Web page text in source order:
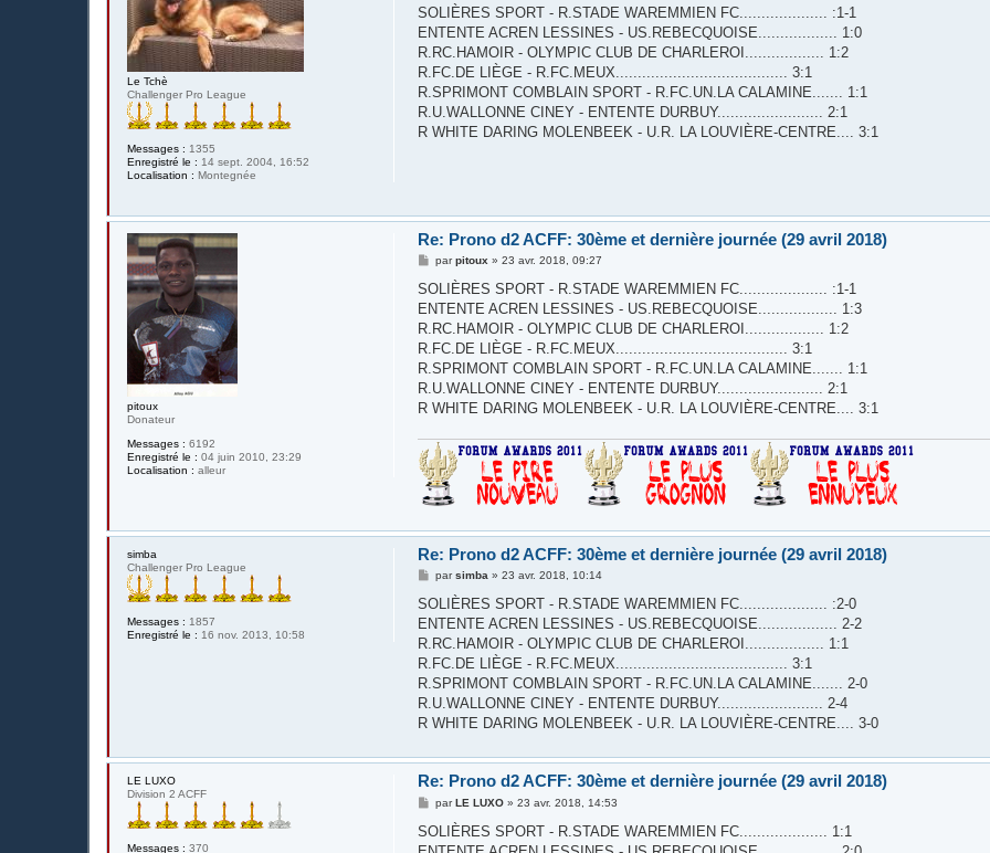
Le Tchè
Challenger Pro League
Messages : 1355
Enregistré le : 14 sept. 2004, 16:52
Localisation : Montegnée
s
a
g
SOLIÈRES SPORT - R.STADE WAREMMIEN FC.................... :1-1
ENTENTE ACREN LESSINES - US.REBECQUOISE.................. 1:0
R.RC.HAMOIR - OLYMPIC CLUB DE CHARLEROI.................. 1:2
R.FC.DE LIÈGE - R.FC.MEUX....................................... 3:1
R.SPRIMONT COMBLAIN SPORT - R.FC.UN.LA CALAMINE....... 1:1
R.U.WALLONNE CINEY - ENTENTE DURBUY........................ 2:1
R WHITE DARING MOLENBEEK - U.R. LA LOUVIÈRE-CENTRE.... 3:1
pitoux
Donateur
Messages : 6192
Enregistré le : 04 juin 2010, 23:29
Localisation : alleur
Re: Prono d2 ACFF: 30ème et dernière journée (29 avril 2018)
M
s
a
g
parpitoux »23 avr. 2018, 09:27
SOLIÈRES SPORT - R.STADE WAREMMIEN FC.................... :1-1
ENTENTE ACREN LESSINES - US.REBECQUOISE.................. 1:3
R.RC.HAMOIR - OLYMPIC CLUB DE CHARLEROI.................. 1:2
R.FC.DE LIÈGE - R.FC.MEUX....................................... 3:1
R.SPRIMONT COMBLAIN SPORT - R.FC.UN.LA CALAMINE....... 1:1
R.U.WALLONNE CINEY - ENTENTE DURBUY........................ 2:1
R WHITE DARING MOLENBEEK - U.R. LA LOUVIÈRE-CENTRE.... 3:1
simba
Challenger Pro League
Messages : 1857
Enregistré le : 16 nov. 2013, 10:58
Re: Prono d2 ACFF: 30ème et dernière journée (29 avril 2018)
M
s
a
g
parsimba »23 avr. 2018, 10:14
SOLIÈRES SPORT - R.STADE WAREMMIEN FC.................... :2-0
ENTENTE ACREN LESSINES - US.REBECQUOISE.................. 2-2
R.RC.HAMOIR - OLYMPIC CLUB DE CHARLEROI.................. 1:1
R.FC.DE LIÈGE - R.FC.MEUX....................................... 3:1
R.SPRIMONT COMBLAIN SPORT - R.FC.UN.LA CALAMINE....... 2-0
R.U.WALLONNE CINEY - ENTENTE DURBUY........................ 2-4
R WHITE DARING MOLENBEEK - U.R. LA LOUVIÈRE-CENTRE.... 3-0
LE LUXO
Division 2 ACFF
Messages : 370
Re: Prono d2 ACFF: 30ème et dernière journée (29 avril 2018)
M
s
parLE LUXO »23 avr. 2018, 14:53
SOLIÈRES SPORT - R.STADE WAREMMIEN FC.................... 1:1